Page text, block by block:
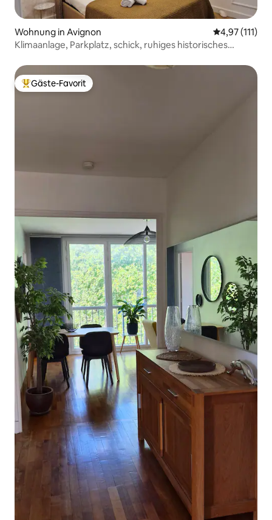
Wohnung in Avignon
4,97 (111)
Klimaanlage, Parkplatz, schick, ruhiges historisches
Beliebter Gäste-Favorit.
Gäste-Favorit